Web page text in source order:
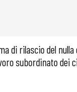
di rilascio del nulla
subordinato dei